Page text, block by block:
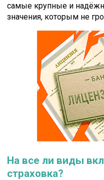
самые крупные и
значения, которым не
На все ли виды
страховка?